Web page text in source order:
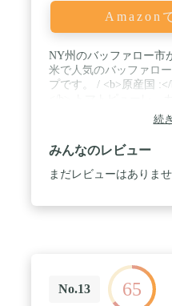
Amazon
NY州のバッファロー市
米で人気のバッファロ
プです。 / <b>原産国
糖類、はちみつ、マス
料(カラメル)、香料 /
ロリー :</b> 100g当たり
続
みんなのレビュー
まだレビューはありま
No.13 65